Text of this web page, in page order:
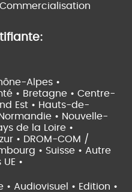
Alpes •
• Bretagne • Centre-
Est • Hauts-de-
Normandie • Nouvelle-
de la Loire •
• DROM-COM /
• Suisse • Autre
•
• Audiovisuel • Edition •